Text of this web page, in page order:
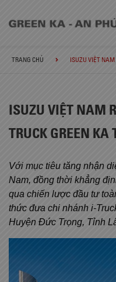
TRANG CHỦ ISUZU VIỆT
ISUZU VIỆT NAM
TRUCK GREEN
Với mục tiêu tăng nhận
Nam, đồng thời khẳng
qua chiến lược đầu tư
thức đưa chi nhánh i-
Huyện Đức Trọng, Tỉnh